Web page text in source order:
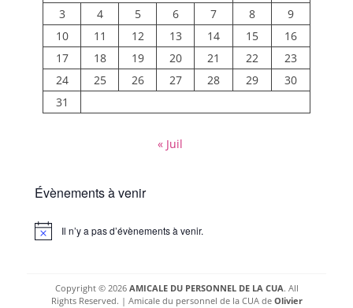
3
4 5 6 7 8
9
10
11 12 13 14 15
16
17
18 19 20 21 22
23
24
25 26 27 28 29
30
31
« Juil
Évènements à venir
Notice Il n’y a pas d’évènements à venir.
Copyright © 2026 AMICALE DU PERSONNEL DE LA CUA. All
Rights Reserved. | Amicale du personnel de la CUA de Olivier